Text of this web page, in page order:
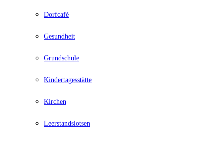
Dorfcafé
Gesundheit
Grundschule
Kindertagesstätte
Kirchen
Leerstandslotsen